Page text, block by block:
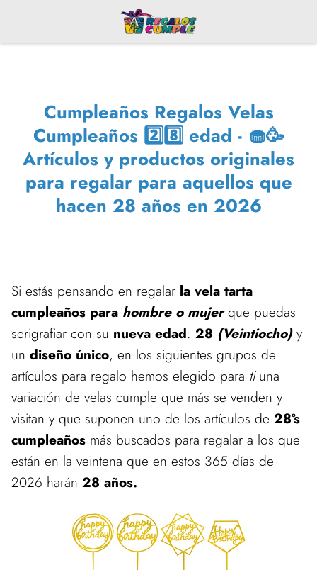
Cumpleaños Regalos Velas
Cumpleaños 2️⃣8️⃣ edad - 🧁🥳
Artículos y productos originales
para regalar para aquellos que
hacen 28 años en 2026
Si estás pensando en regalar la vela tarta
cumpleaños para hombre o mujerque puedas
serigrafiar con su nueva edad: 28 (Veintiocho)y
un diseño único, en los siguientes grupos de
artículos para regalo hemos elegido para tiuna
variación de velas cumple que más se venden y
visitan y que suponen uno de los artículos de 28ºs
cumpleaños más buscados para regalar a los que
están en la veintena que en estos 365 días de
2026 harán 28 años.